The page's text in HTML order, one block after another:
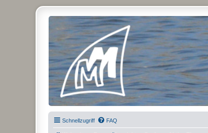
Micro Magic Forum Deutschland
Schnellzugriff FAQ